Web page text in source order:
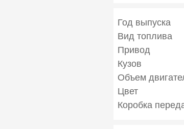
Год выпуска
Вид топлива
Привод
Кузов
Объем
Цвет
Коробка